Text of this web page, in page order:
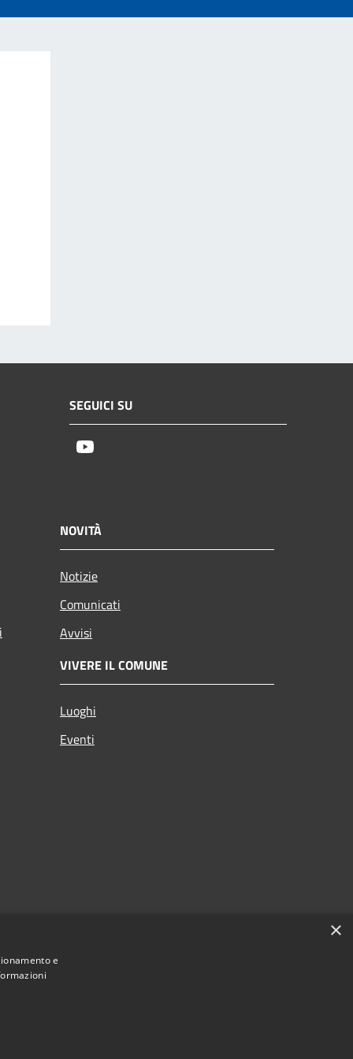
SEGUICI SU
NOVITÀ
Notizie
Comunicati
Avvisi
VIVERE IL COMUNE
Luoghi
Eventi
×
e